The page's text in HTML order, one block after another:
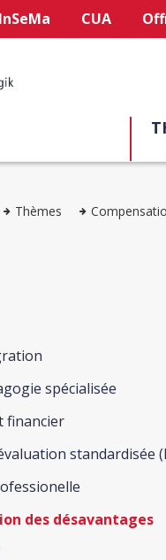
InSeMa CUA
Thèmes
spécialisée
financier
standardisée
des désavantages